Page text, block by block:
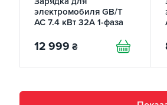
электромобиля GB/T
AC 7.4 кВт 32А 1-фаза
REDAUTO
12 999 ₴